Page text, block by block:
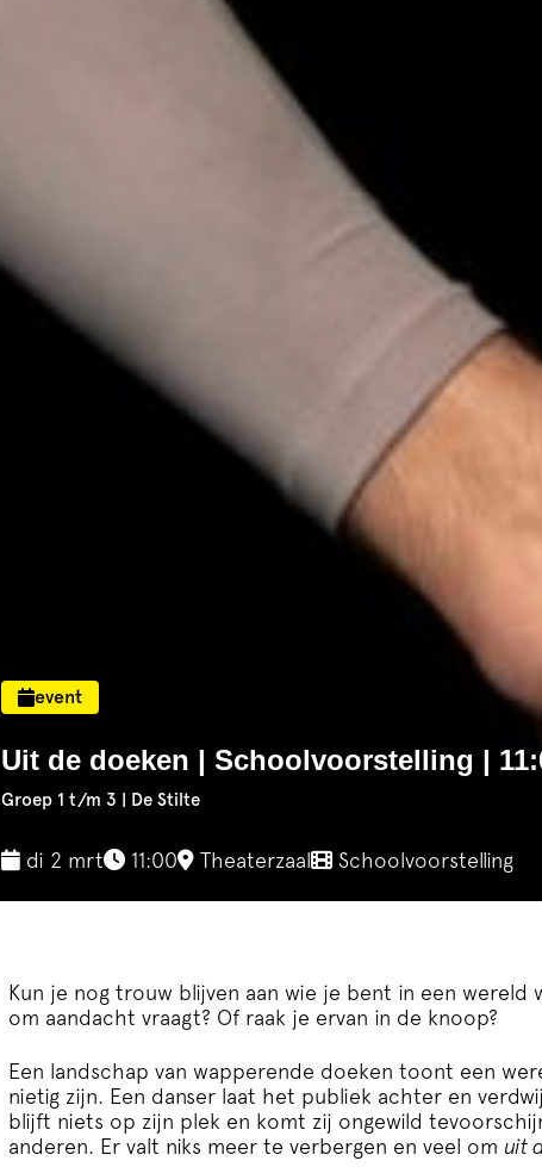
event
Uit de doeken | Schoolvoorstelling |
Groep 1 t/m 3 | De Stilte
di 2 mrt 11:00 Theaterzaal Schoolvoorstelling
Kun je nog trouw blijven aan wie je bent in een wereld
om aandacht vraagt? Of raak je ervan in de knoop?
Een landschap van wapperende doeken toont een
nietig zijn. Een danser laat het publiek achter en
blijft niets op zijn plek en komt zij ongewild
anderen. Er valt niks meer te verbergen en veel om uit